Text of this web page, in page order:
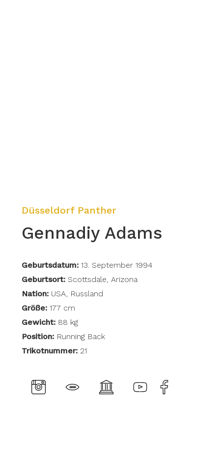
Düsseldorf Panther
Gennadiy Adams
Geburtsdatum:13. September 1994
Geburtsort:Scottsdale, Arizona
Nation: USA, Russland
Größe:177 cm
Gewicht:88 kg
Position:Running Back
Trikotnummer: 21